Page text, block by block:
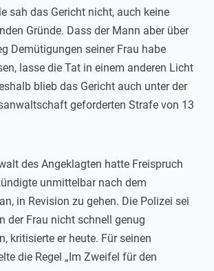
sah das Gericht nicht, auch keine
Gründe. Dass der Mann aber über
Demütigungen seiner Frau habe
lasse die Tat in einem anderen Licht
blieb das Gericht auch unter der
geforderten Strafe von 13
des Angeklagten hatte Freispruch
unmittelbar nach dem
in Revision zu gehen. Die Polizei sei
der Frau nicht schnell genug
kritisierte er heute. Für seinen
die Regel „Im Zweifel für den